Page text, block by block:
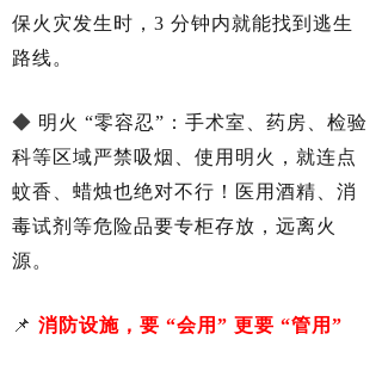
保火灾发生时，3 分钟内就能找到逃生
路线。
◆ 明火 “零容忍”：手术室、药房、检验
科等区域严禁吸烟、使用明火，就连点
蚊香、蜡烛也绝对不行！医用酒精、消
毒试剂等危险品要专柜存放，远离火
源。
📌 消防设施，要 “会用” 更要 “管用”